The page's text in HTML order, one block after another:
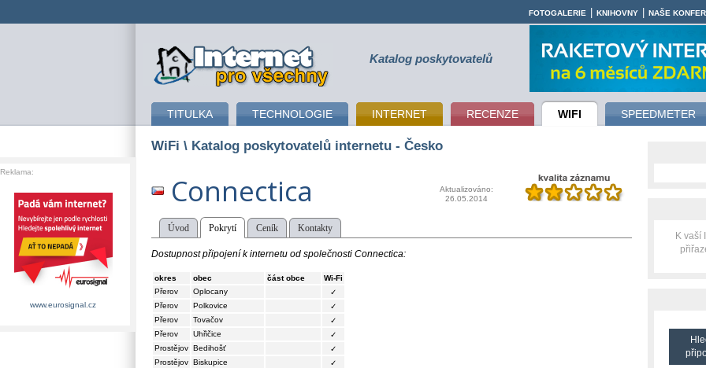
připojení k internetu Katalog poskytovatelů
TITULKA TECHNOLOGIE INTERNET RECENZE WIFI SPEEDMETER
FOTOGALERIE KNIHOVNY NAŠE
WiFi \ Katalog poskytovatelů internetu - Česko
Connectica
Aktualizováno:
26.05.2014
Úvod Pokrytí Ceník Kontakty
Dostupnost připojení k internetu od společnosti Connectica:
okres obec část obce
Wi-Fi
Přerov
Oplocany
✓
Přerov
Polkovice
✓
Přerov
Tovačov
✓
Přerov
Uhřičice
✓
Prostějov Bedihošť
✓
Prostějov Biskupice
✓
K vaší
Reklama:
www.eurosignal.cz